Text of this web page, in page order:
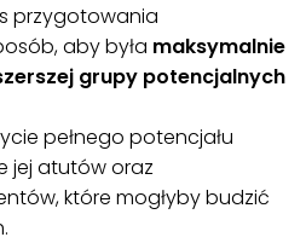
przygotowania
aby była maksymalnie
grupy potencjalnych
pełnego potencjału
jej atutów oraz
które mogłyby budzić